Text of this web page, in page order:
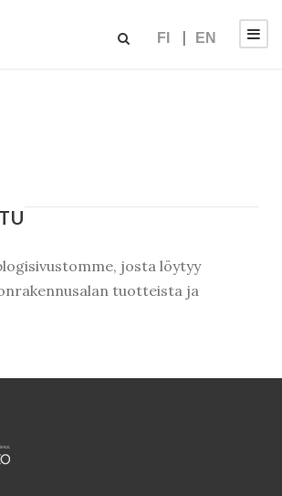
FI EN
josta löytyy
tuotteista ja